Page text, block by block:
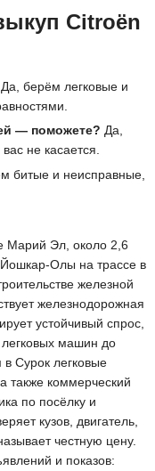
Citroën
Да, берём легковые и
— поможете? Да,
не касается.
битые и неисправные,
Марий Эл, около 2,6
Йошкар-Олы на трассе в
железной
железнодорожная
устойчивый спрос,
легковых машин до
Сурок легковые
также коммерческий
по посёлку и
кузов, двигатель,
честную цену.
и показов: